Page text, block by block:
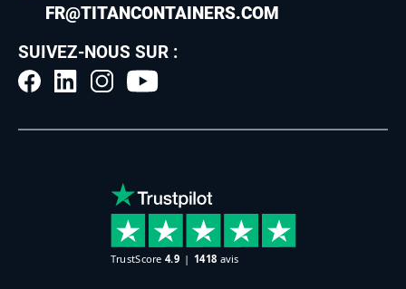
FR@TITANCONTAINERS.COM
SUIVEZ-NOUS SUR :